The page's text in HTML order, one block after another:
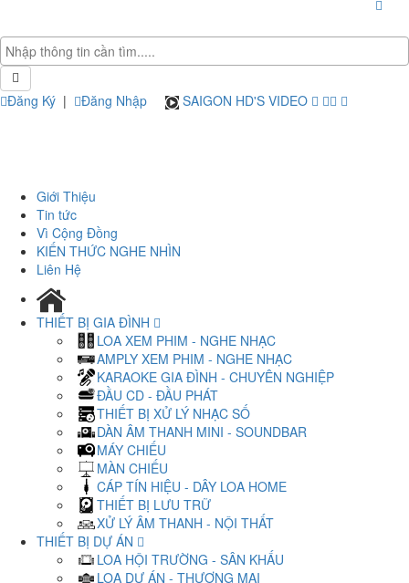
Đăng Ký | Đăng Nhập SAIGON HD'S VIDEO
Giới Thiệu
Tin tức
Vì Cộng Đồng
KIẾN THỨC NGHE NHÌN
Liên Hệ
THIẾT BỊ GIA ĐÌNH
LOA XEM PHIM - NGHE NHẠC
AMPLY XEM PHIM - NGHE NHẠC
KARAOKE GIA ĐÌNH - CHUYÊN NGHIỆP
ĐẦU CD - ĐẦU PHÁT
THIẾT BỊ XỬ LÝ NHẠC SỐ
DÀN ÂM THANH MINI - SOUNDBAR
MÁY CHIẾU
MÀN CHIẾU
CÁP TÍN HIỆU - DÂY LOA HOME
THIẾT BỊ LƯU TRỮ
XỬ LÝ ÂM THANH - NỘI THẤT
THIẾT BỊ DỰ ÁN
LOA HỘI TRƯỜNG - SÂN KHẤU
LOA DỰ ÁN - THƯƠNG MẠI